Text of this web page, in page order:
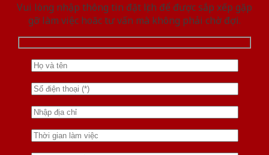
Vui lòng nhập thông tin đặt lịch để được sắp xếp gặp
gỡ làm việc hoăc tư vấn mà không phải chờ đợi.